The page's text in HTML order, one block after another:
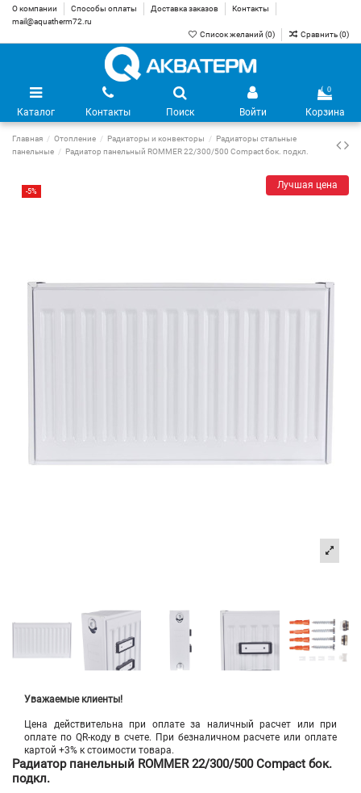
О компании Способы оплаты Доставка заказов
Контакты
mail@aquatherm72.ru
Список желаний (0) Сравнить (0)
Каталог Контакты Поиск Войти
0
Корзина
Главная Отопление Радиаторы и конвекторы
Радиаторы стальные
панельные
Радиатор панельный ROMMER 22/300/500 Compact бок. подкл.
-5%
Лучшая цена
Уважаемые клиенты!
Цена действительна при оплате за наличный расчет или при
оплате по QR-коду в счете. При безналичном расчете или оплате
картой +3% к стоимости товара.
Радиатор панельный ROMMER 22/300/500 Compact бок.
подкл.